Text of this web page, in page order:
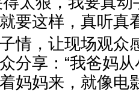
要这样，真听真
情，让现场观众
分享：“我爸妈
妈妈来，就像电